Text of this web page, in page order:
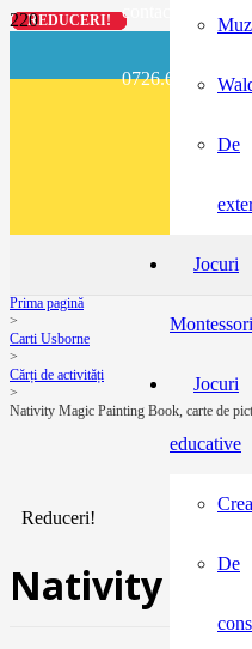
0726.697.486
De
Jocuri
Montessori
Jocuri
educative
De
Prima pagină
>
Carti Usborne
>
Cărți de activități
>
Nativity Magic Painting Book, carte de
Reduceri!
Nativity
REDUCERI!
REDUCERI!
REDUCERI!
REDUCERI!